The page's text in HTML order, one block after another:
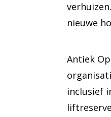
nieuwe
Antiek
inclusief